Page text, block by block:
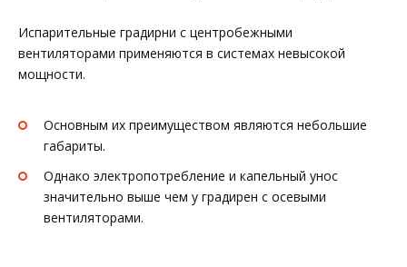
Испарительные градирни с центробежными
вентиляторами применяются в системах невысокой
мощности.
Основным их преимуществом являются небольшие
габариты.
Однако электропотребление и капельный унос
значительно выше чем у градирен с осевыми
вентиляторами.